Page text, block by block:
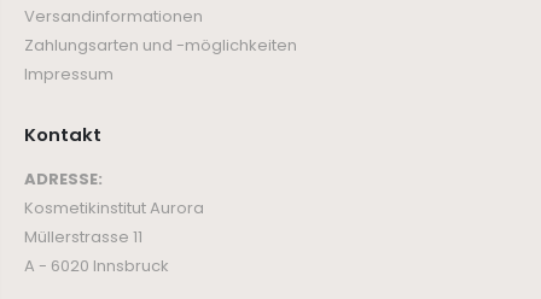
Versandinformationen
Zahlungsarten und -möglichkeiten
Impressum
Kontakt
ADRESSE:
Kosmetikinstitut Aurora
Müllerstrasse 11
A - 6020 Innsbruck